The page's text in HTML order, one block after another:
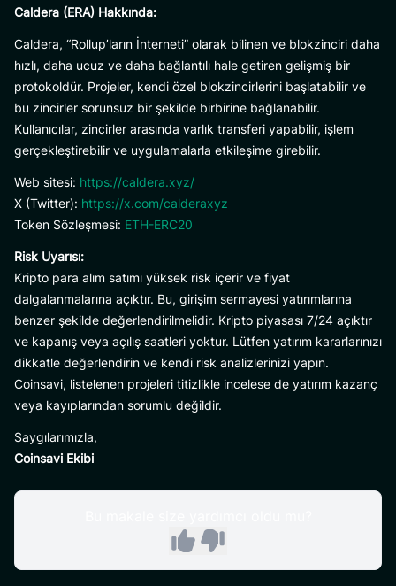
Caldera (ERA) Hakkında:
Caldera, “Rollup’ların İnterneti” olarak bilinen ve blokzinciri daha
hızlı, daha ucuz ve daha bağlantılı hale getiren gelişmiş bir
protokoldür. Projeler, kendi özel blokzincirlerini başlatabilir ve
bu zincirler sorunsuz bir şekilde birbirine bağlanabilir.
Kullanıcılar, zincirler arasında varlık transferi yapabilir, işlem
gerçekleştirebilir ve uygulamalarla etkileşime girebilir.
Web sitesi: https://caldera.xyz/
X (Twitter): https://x.com/calderaxyz
Token Sözleşmesi: ETH-ERC20
Risk Uyarısı:
Kripto para alım satımı yüksek risk içerir ve fiyat
dalgalanmalarına açıktır. Bu, girişim sermayesi yatırımlarına
benzer şekilde değerlendirilmelidir. Kripto piyasası 7/24 açıktır
ve kapanış veya açılış saatleri yoktur. Lütfen yatırım kararlarınızı
dikkatle değerlendirin ve kendi risk analizlerinizi yapın.
Coinsavi, listelenen projeleri titizlikle incelese de yatırım kazanç
veya kayıplarından sorumlu değildir.
Saygılarımızla,
Coinsavi Ekibi